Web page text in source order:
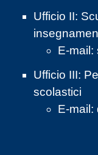
Ufficio II:
E-mail:
Ufficio III:
scolastici
E-mail: